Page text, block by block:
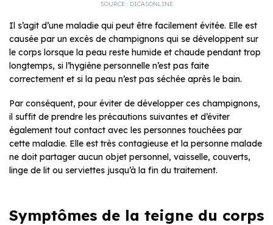
SOURCE : DICASONLINE
Il s’agit d’une maladie qui peut être facilement évitée. Elle est
causée par un excès de champignons qui se développent sur
le corps lorsque la peau reste humide et chaude pendant trop
longtemps, si l’hygiène personnelle n’est pas faite
correctement et si la peau n’est pas séchée après le bain.
Par conséquent, pour éviter de développer ces champignons,
il suffit de prendre les précautions suivantes et d’éviter
également tout contact avec les personnes touchées par
cette maladie. Elle est très contagieuse et la personne malade
ne doit partager aucun objet personnel, vaisselle, couverts,
linge de lit ou serviettes jusqu’à la fin du traitement.
Symptômes de la teigne du corps